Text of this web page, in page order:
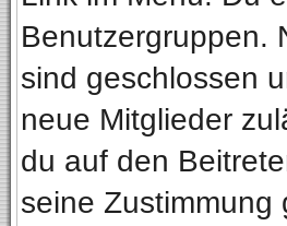
Benutzergruppen.
sind geschlossen
neue Mitglieder
du auf den
seine